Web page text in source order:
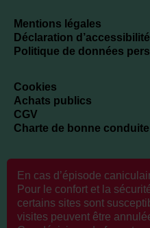
Mentions légales
Déclaration d’accessibilité
Politique de données
Cookies
Achats publics
CGV
Charte de bonne
Newsletter
En cas d’épisode
Pour le confort et la
certains sites sont
visites peuvent être